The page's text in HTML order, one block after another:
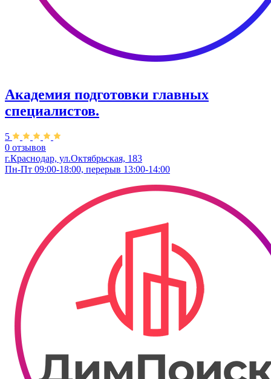
Академия подготовки главных
специалистов.
5
0 отзывов
г.Краснодар, ул.Октябрьская, 183
Пн-Пт 09:00-18:00, перерыв 13:00-14:00